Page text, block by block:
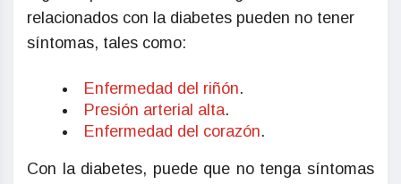
relacionados con la diabetes pueden no tener
síntomas, tales como:
Enfermedad del riñón.
Presión arterial alta.
Enfermedad del corazón.
Con la diabetes, puede que no tenga síntomas